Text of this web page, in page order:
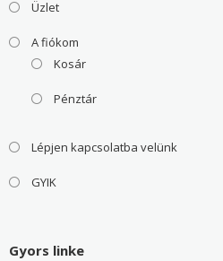
Üzlet
A fiókom
Kosár
Pénztár
Lépjen kapcsolatba velünk
GYIK
Gyors linke